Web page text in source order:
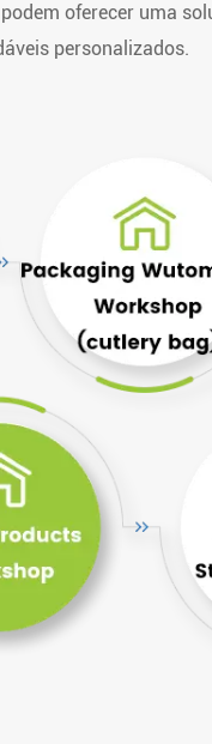
oferecer uma
personalizados.